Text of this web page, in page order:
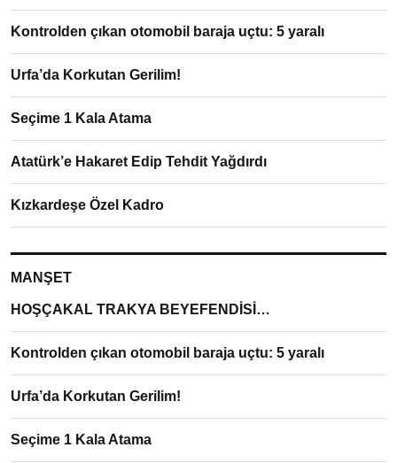
Kontrolden çıkan otomobil baraja uçtu: 5 yaralı
Urfa’da Korkutan Gerilim!
Seçime 1 Kala Atama
Atatürk’e Hakaret Edip Tehdit Yağdırdı
Kızkardeşe Özel Kadro
MANŞET
HOŞÇAKAL TRAKYA BEYEFENDİSİ…
Kontrolden çıkan otomobil baraja uçtu: 5 yaralı
Urfa’da Korkutan Gerilim!
Seçime 1 Kala Atama